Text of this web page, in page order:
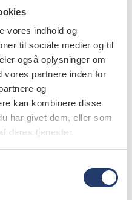
vores indhold og
til sociale medier og til
også oplysninger om
vores partnere inden for
og
kan kombinere disse
har givet dem, eller som
deres tjenester.
helt oplagt
fået min egen klinik. Og
inden for rehabiliterende